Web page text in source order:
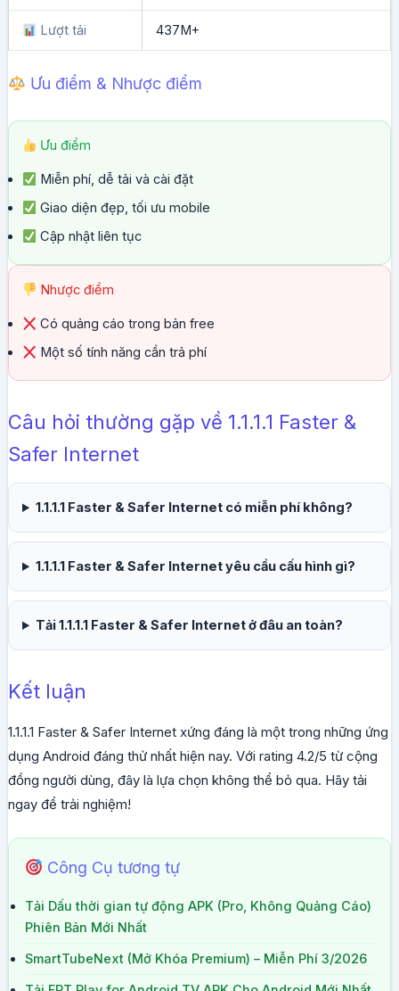
Lượt tải 437M+
Ưu điểm & Nhược điểm
Ưu điểm
Miễn phí, dễ tải và cài đặt
Giao diện đẹp, tối ưu mobile
Cập nhật liên tục
Nhược điểm
Có quảng cáo trong bản free
Một số tính năng cần trả phí
Câu hỏi thường gặp về 1.1.1.1 Faster &
Safer Internet
1.1.1.1 Faster & Safer Internet có miễn phí không?
1.1.1.1 Faster & Safer Internet yêu cầu cấu hình gì?
Tải 1.1.1.1 Faster & Safer Internet ở đâu an toàn?
Kết luận
1.1.1.1 Faster & Safer Internet xứng đáng là một trong những ứng
dụng Android đáng thử nhất hiện nay. Với rating 4.2/5 từ cộng
đồng người dùng, đây là lựa chọn không thể bỏ qua. Hãy tải
ngay để trải nghiệm!
Công Cụ tương tự
Tải Dấu thời gian tự động APK (Pro, Không Quảng Cáo)
Phiên Bản Mới Nhất
SmartTubeNext (Mở Khóa Premium) – Miễn Phí 3/2026